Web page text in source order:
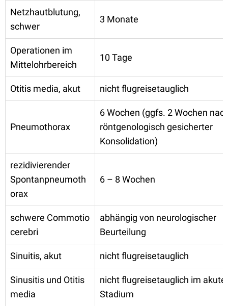
Netzhautblutung,
schwer
3 Monate
Operationen im
Mittelohrbereich
10 Tage
Otitis media, akut nicht flugreisetauglich
Pneumothorax
6 Wochen (ggfs. 2 Wochen
röntgenologisch gesicherter
Konsolidation)
rezidivierender
Spontanpneumoth
orax
6 – 8 Wochen
schwere Commotio
cerebri
abhängig von neurologischer
Beurteilung
Sinuitis, akut nicht flugreisetauglich
Sinusitis und Otitis
media
nicht flugreisetauglich im
Stadium